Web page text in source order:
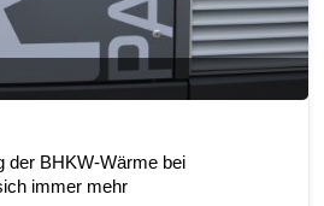
der BHKW-Wärme bei
immer mehr